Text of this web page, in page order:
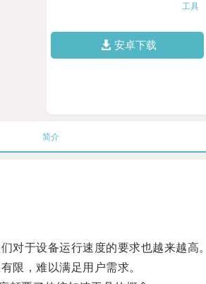
工具
安卓下载
简介
于设备运行速度的要求也越来越高。
，难以满足用户需求。